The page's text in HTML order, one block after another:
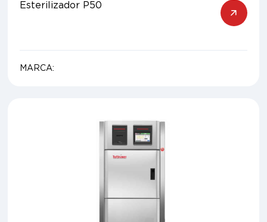
Esterilizador P50
MARCA: